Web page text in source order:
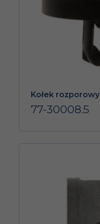
Kołek rozporowy
77-30008.5